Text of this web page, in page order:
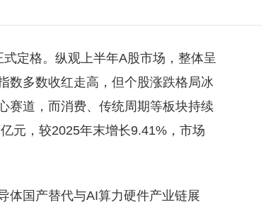
定格。纵观上半年A股市场，整体呈
数多数收红走高，但个股涨跌格局冰
赛道，而消费、传统周期等板块持续
元，较2025年末增长9.41%，市场
体国产替代与AI算力硬件产业链展